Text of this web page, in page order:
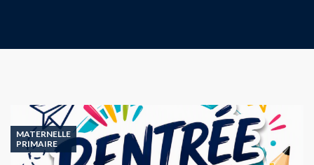
MATERNELLE
PRIMAIRE